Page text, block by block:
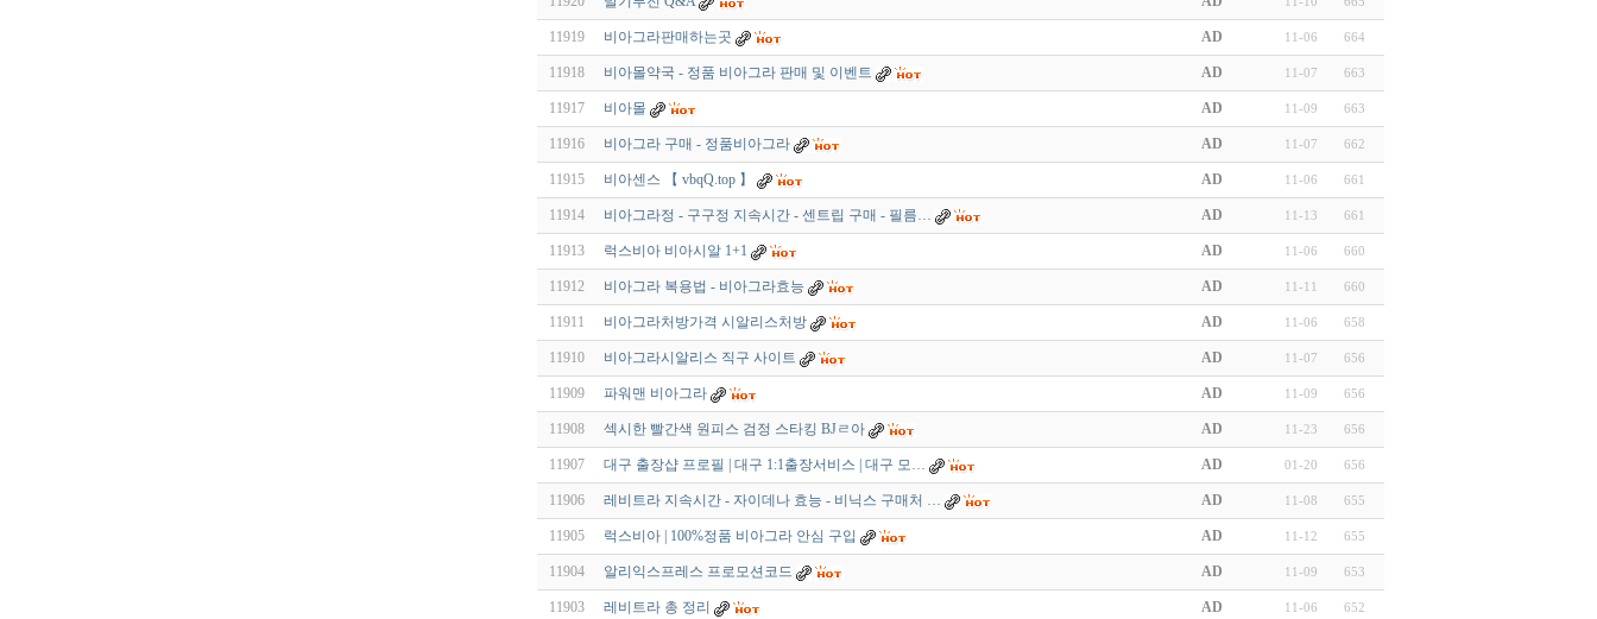
11919 비아그라판매하는곳 AD 11-06 664
11918 비아몰약국 - 정품 비아그라 판매 및 이벤트 AD 11-07 663
11917 비아몰 AD 11-09 663
11916 비아그라 구매 - 정품비아그라 AD 11-07 662
11915 비아센스 【 vbqQ.top 】 AD 11-06 661
11914 비아그라정 - 구구정 지속시간 - 센트립 구매 - 필름… AD 11-13 661
11913 럭스비아 비아시알 1+1 AD 11-06 660
11912 비아그라 복용법 - 비아그라효능 AD 11-11 660
11911 비아그라처방가격 시알리스처방 AD 11-06 658
11910 비아그라시알리스 직구 사이트 AD 11-07 656
11909 파워맨 비아그라 AD 11-09 656
11908 섹시한 빨간색 원피스 검정 스타킹 BJㄹ아 AD 11-23 656
11907 대구 출장샵 프로필 | 대구 1:1출장서비스 | 대구 모… AD 01-20 656
11906 레비트라 지속시간 - 자이데나 효능 - 비닉스 구매처 … AD 11-08 655
11905 럭스비아 | 100%정품 비아그라 안심 구입 AD 11-12 655
11904 알리익스프레스 프로모션코드 AD 11-09 653
11903 레비트라 총 정리 AD 11-06 652